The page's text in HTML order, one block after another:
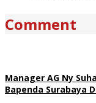
Comment
Manager AG Ny
Bapenda Surabaya